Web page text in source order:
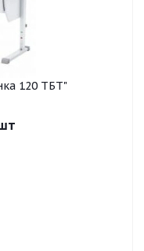
120 ТБТ"